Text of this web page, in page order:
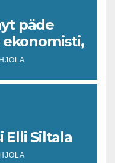
päde
ekonomisti,
Siltala